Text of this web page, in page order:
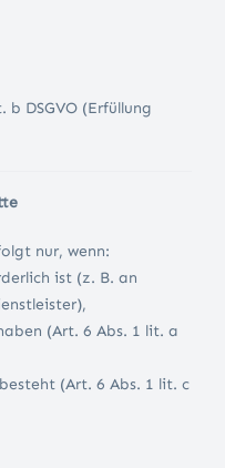
b DSGVO (Erfüllung
nur, wenn:
ist (z. B. an
(Art. 6 Abs. 1 lit. a
(Art. 6 Abs. 1 lit. c